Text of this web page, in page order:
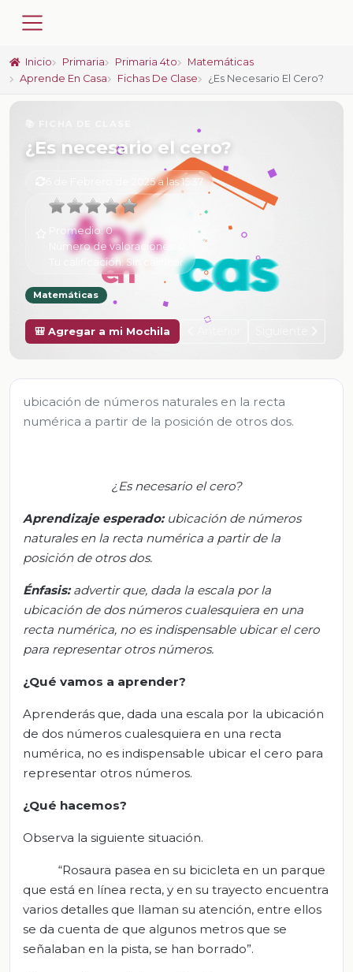
Inicio Primaria Primaria 4to
Matemáticas
Aprende En Casa
Fichas De Clase ¿Es Necesario El Cero?
¿Es necesario el cero?
6 de Febrero de 2025 a las 15:37
Promedio:0
Número de valoraciones:
Tu calificación:Sin calificar
Matemáticas
🎒 Agregar a mi Mochila
ubicación de números naturales en la recta
numérica a partir de la posición de otros dos.
¿ Es necesario el cero?
Aprendizaje esperado: ubicación de números
naturales en la recta numérica a partir de la
posición de otros dos.
Énfasis:advertir que, dada la escala por la
ubicación de dos números cualesquiera en una
recta numérica, no es indispensable ubicar el cero
para representar otros números.
¿Qué vamos a aprender?
Aprenderás que, dada una escala por la ubicación
de dos números cualesquiera en una recta
numérica, no es indispensable ubicar el cero para
representar otros números.
¿Qué hacemos?
Observa la siguiente situación.
“Rosaura pasea en su bicicleta en un parque
que está en línea recta, y en su trayecto encuentra
varios detalles que llaman su atención, entre ellos
se da cuenta de que algunos metros que se
señalaban en la pista, se han borrado”.